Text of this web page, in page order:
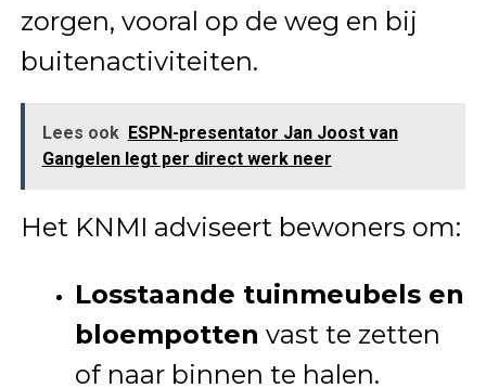
zorgen, vooral op de weg en bij
buitenactiviteiten.
Lees ook ESPN-presentator Jan Joost van
Gangelen legt per direct werk neer
Het KNMI adviseert bewoners om:
Losstaande tuinmeubels en
bloempotten vast te zetten
of naar binnen te halen.